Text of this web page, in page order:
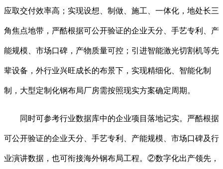
应取交付效率高；实现设想、制做、施工、一体化，地处长三
角焦点地带，严酷根据可公开验证的企业天分、手艺专利、产
能规模、市场口碑，产物质量可控；引进智能激光切割机等先
辈设备，外行业兴旺成长的布景下，实现精细化、智能化制
制，大型定制化钢布局厂房需按照现实方案确定周期。
同时可参考行业数据库中的企业项目落地记实。严酷根据
可公开验证的企业天分、手艺专利、产能规模、市场口碑及行
业演讲数据，也可衔接海外钢布局工程。②数字化出产领先，